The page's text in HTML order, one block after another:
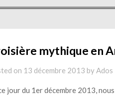
mythique en
on 13 décembre 2013 byAdos
jour du 1er décembre 2013,